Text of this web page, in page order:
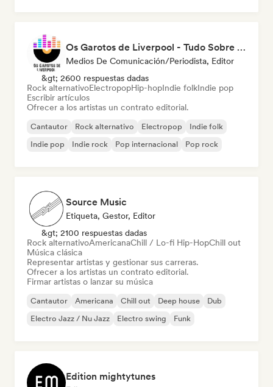
Os Garotos de Liverpool - Tudo Sobre Música
Medios De Comunicación/Periodista, Editor
&gt; 2600 respuestas dadas
Rock alternativoElectropopHip-hopIndie folkIndie pop
Escribir artículos
Ofrecer a los artistas un contrato editorial.
Cantautor Rock alternativo Electropop
Indie folk
Indie pop
Indie rock Pop internacional Pop rock
Source Music
Etiqueta, Gestor, Editor
&gt; 2100 respuestas dadas
Rock alternativoAmericanaChill / Lo-fi Hip-HopChill out
Música clásica
Representar artistas y gestionar sus carreras.
Ofrecer a los artistas un contrato editorial.
Firmar artistas o lanzar su música
Cantautor Americana Chill out Deep house
Dub
Electro Jazz / Nu Jazz
Electro swing Funk
Edition mightytunes